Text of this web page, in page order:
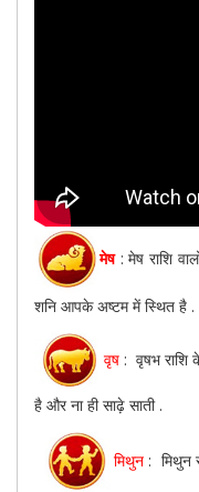
मेष: मेष राशि
शनि आपके अष्टम में स्थित है .
वृष : वृषभ राशि
है और ना ही साढ़े साती .
मिथुन : मिथुन